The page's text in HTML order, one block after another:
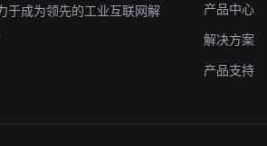
于成为领先的工业互联网解
产品中心
解决方案
产品支持